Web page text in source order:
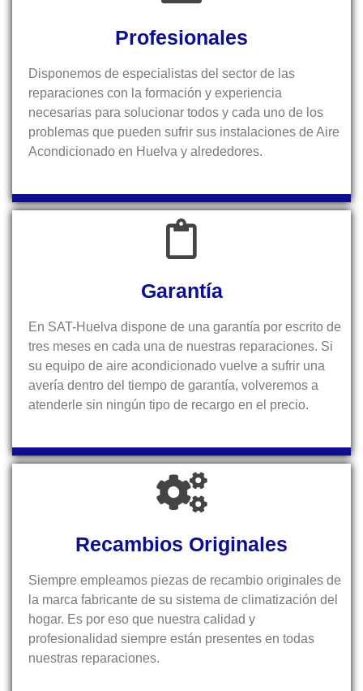
Profesionales
Disponemos de especialistas del sector de las
reparaciones con la formación y experiencia
necesarias para solucionar todos y cada uno de los
problemas que pueden sufrir sus instalaciones de Aire
Acondicionado en Huelva y alrededores.
Garantía
En SAT-Huelva dispone de una garantía por escrito de
tres meses en cada una de nuestras reparaciones. Si
su equipo de aire acondicionado vuelve a sufrir una
avería dentro del tiempo de garantía, volveremos a
atenderle sin ningún tipo de recargo en el precio.
Recambios Originales
Siempre empleamos piezas de recambio originales de
la marca fabricante de su sistema de climatización del
hogar. Es por eso que nuestra calidad y
profesionalidad siempre están presentes en todas
nuestras reparaciones.